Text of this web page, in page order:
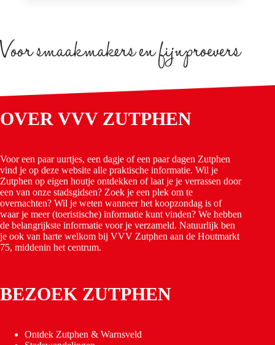
OVER VVV ZUTPHEN
Voor een paar uurtjes, een dagje of een paar dagen Zutphen
vind je op deze website alle praktische informatie. Wil je
Zutphen op eigen houtje ontdekken of laat je je verrassen door
een van onze stadsgidsen? Zoek je een plek om te
overnachten? Wil je weten wanneer het koopzondag is of
waar je meer (toeristische) informatie kunt vinden? We hebben
de belangrijkste informatie voor je verzameld. Natuurlijk ben
je ook van harte welkom bij VVV Zutphen aan de Houtmarkt
75, middenin het centrum.
BEZOEK ZUTPHEN
Ontdek Zutphen & Warnsveld